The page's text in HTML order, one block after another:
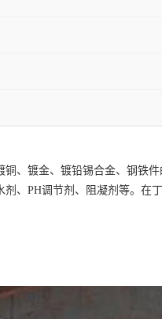
、镀金、镀铅锡合金、钢铁
、PH调节剂、阻凝剂等。